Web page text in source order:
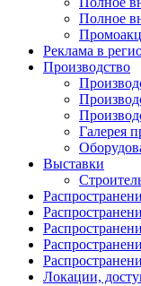
Полное
Реклама в
Производство
Галерея
Выставки
Локации,